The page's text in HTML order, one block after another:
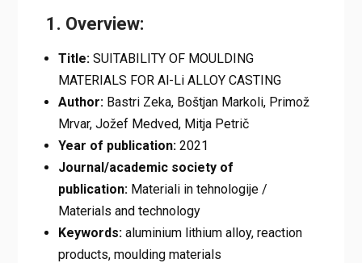
1. Overview:
Title:SUITABILITY OF MOULDING
MATERIALS FOR Al-Li ALLOY CASTING
Author:Bastri Zeka, Boštjan Markoli, Primož
Mrvar, Jožef Medved, Mitja Petrič
Year of publication:2021
Journal/academic society of
publication:Materiali in tehnologije /
Materials and technology
Keywords:aluminium lithium alloy, reaction
products, moulding materials